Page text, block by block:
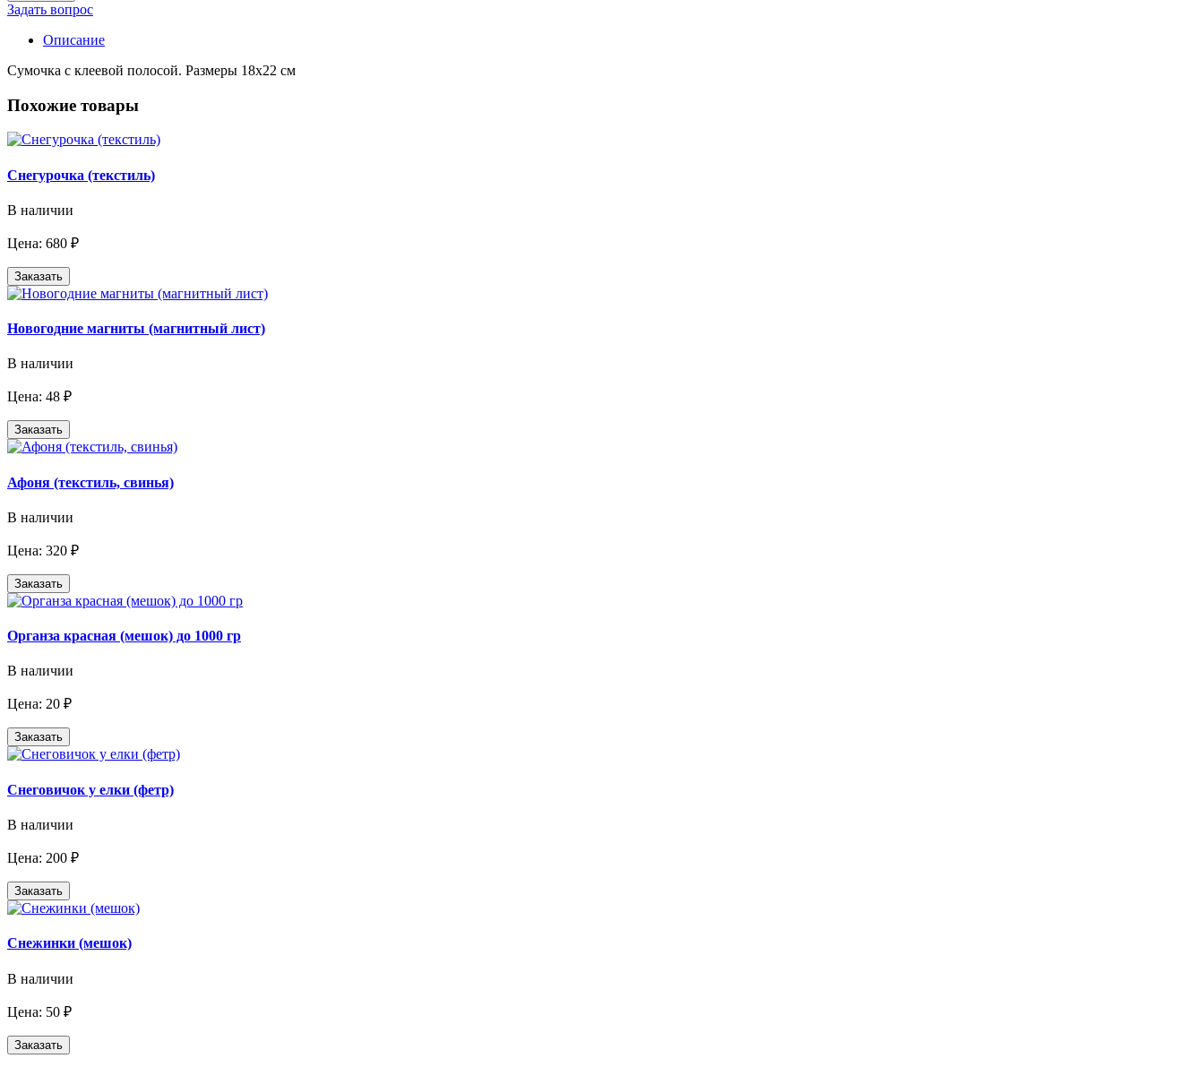
Задать вопрос
Описание
Сумочка с клеевой полосой. Размеры 18х22 см
Похожие товары
Снегурочка (текстиль)
В наличии
Цена: 680 ₽
Заказать
Новогодние магниты (магнитный лист)
В наличии
Цена: 48 ₽
Заказать
Афоня (текстиль, свинья)
В наличии
Цена: 320 ₽
Заказать
Органза красная (мешок) до 1000 гр
В наличии
Цена: 20 ₽
Заказать
Снеговичок у елки (фетр)
В наличии
Цена: 200 ₽
Заказать
Снежинки (мешок)
В наличии
Цена: 50 ₽
Заказать